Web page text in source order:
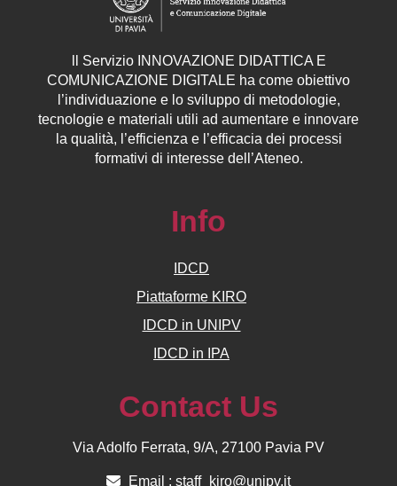
Servizio INNOVAZIONE DIDATTICA E
COMUNICAZIONE DIGITALE ha come obiettivo
l’individuazione e lo sviluppo di metodologie,
tecnologie e materiali utili ad aumentare e innovare
la qualità, l’efficienza e l’efficacia dei processi
formativi di interesse dell’Ateneo.
Info
IDCD
Piattaforme KIRO
IDCD in UNIPV
IDCD in IPA
Contact Us
Via Adolfo Ferrata, 9/A, 27100 Pavia PV
Email : staff_kiro@unipv.it